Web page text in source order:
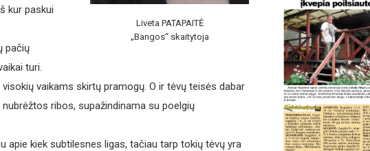
Liveta PATAPAITĖ
„Bangos“ skaitytoja
kur paskui
pačių
turi.
vaikams skirtų pramogų. O ir tėvų teisės dabar
ribos, supažindinama su poelgių
apie kiek subtilesnes ligas, tačiau tarp tokių tėvų yra